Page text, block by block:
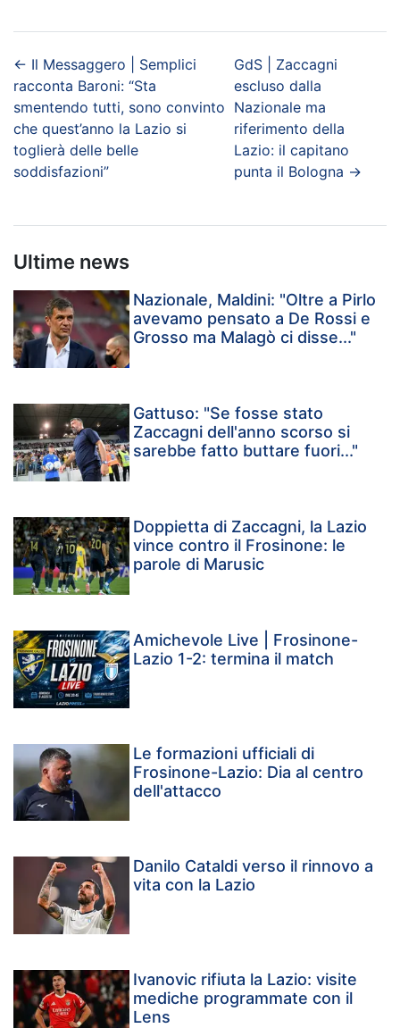
← Il Messaggero | Semplici
racconta Baroni: “Sta
smentendo tutti, sono convinto
che quest’anno la Lazio si
toglierà delle belle
soddisfazioni”
GdS | Zaccagni
escluso dalla
Nazionale ma
riferimento della
Lazio: il capitano
punta il Bologna →
Ultime news
Nazionale, Maldini: "Oltre a Pirlo
avevamo pensato a De Rossi e
Grosso ma Malagò ci disse..."
Gattuso: "Se fosse stato
Zaccagni dell'anno scorso si
sarebbe fatto buttare fuori..."
Doppietta di Zaccagni, la Lazio
vince contro il Frosinone: le
parole di Marusic
Amichevole Live | Frosinone-
Lazio 1-2: termina il match
Le formazioni ufficiali di
Frosinone-Lazio: Dia al centro
dell'attacco
Danilo Cataldi verso il rinnovo a
vita con la Lazio
Ivanovic rifiuta la Lazio: visite
mediche programmate con il
Lens